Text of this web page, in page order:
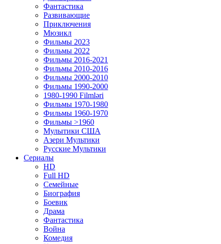
Фантастика
Развивающие
Приключения
Мюзикл
Фильмы 2023
Фильмы 2022
Фильмы 2016-2021
Фильмы 2010-2016
Фильмы 2000-2010
Фильмы 1990-2000
1980-1990 Filmləri
Фильмы 1970-1980
Фильмы 1960-1970
Фильмы >1960
Мулытики США
Азери Мультики
Русские Мультики
Сериалы
HD
Full HD
Семейные
Биография
Боевик
Драма
Фантастика
Война
Комедия